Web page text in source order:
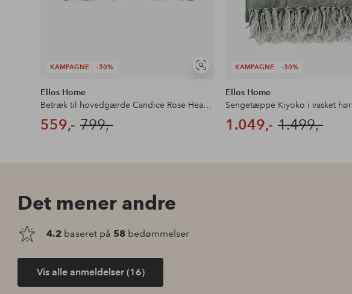
KAMPAGNE -30%
Se
Ellos Home
Betræk til hovedgærde Candice Rose Headboardcover
559,- 799,-
KAMPAGNE -30%
Ellos Home
Sengetæppe Kiyoko i vasket hør
1.049,- 1.499,-
Det mener andre
4.2 baseret på 58 bedømmelser
Vis alle anmeldelser (16)